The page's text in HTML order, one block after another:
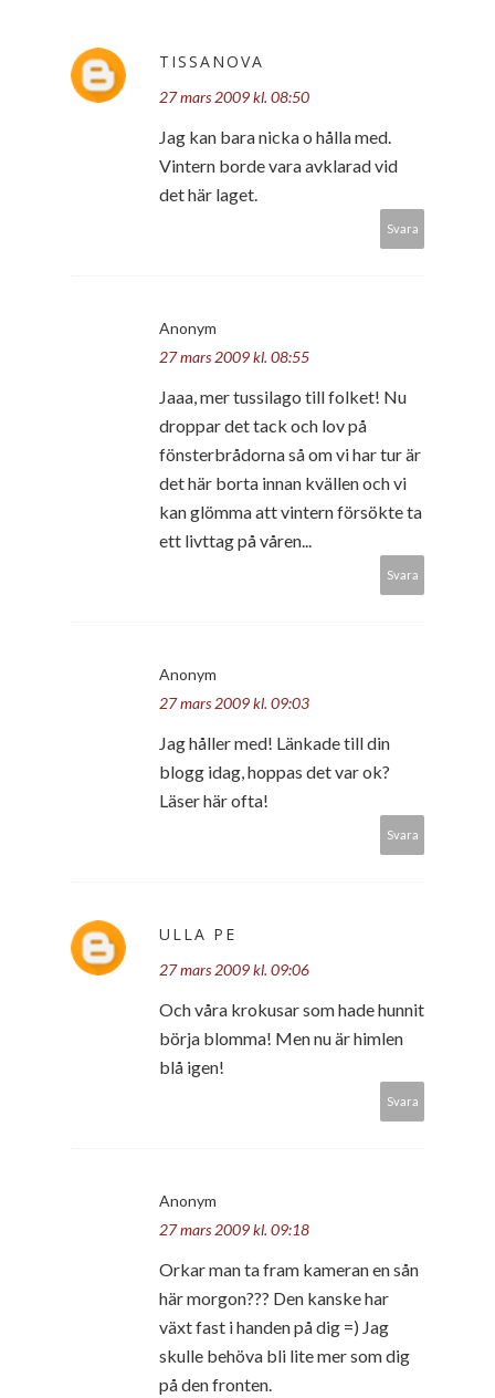
TISSANOVA
27 mars 2009 kl. 08:50
Jag kan bara nicka o hålla med.
Vintern borde vara avklarad vid
det här laget.
Svara
Anonym
27 mars 2009 kl. 08:55
Jaaa, mer tussilago till folket! Nu
droppar det tack och lov på
fönsterbrådorna så om vi har tur är
det här borta innan kvällen och vi
kan glömma att vintern försökte ta
ett livttag på våren...
Svara
Anonym
27 mars 2009 kl. 09:03
Jag håller med! Länkade till din
blogg idag, hoppas det var ok?
Läser här ofta!
Svara
ULLA PE
27 mars 2009 kl. 09:06
Och våra krokusar som hade hunnit
börja blomma! Men nu är himlen
blå igen!
Svara
Anonym
27 mars 2009 kl. 09:18
Orkar man ta fram kameran en sån
här morgon??? Den kanske har
växt fast i handen på dig =) Jag
skulle behöva bli lite mer som dig
på den fronten.